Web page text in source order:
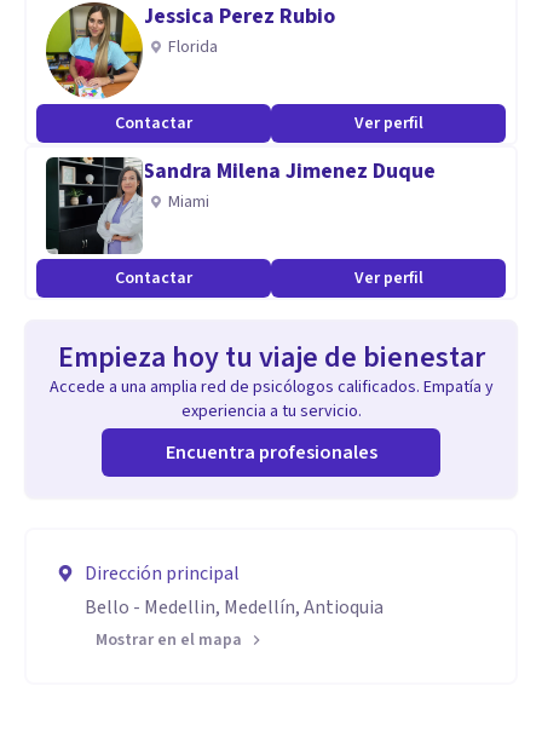
Jessica Perez Rubio
Florida
Contactar Ver perfil
Sandra Milena Jimenez Duque
Miami
Contactar Ver perfil
Empieza hoy tu viaje de bienestar
Accede a una amplia red de psicólogos calificados. Empatía y
experiencia a tu servicio.
Encuentra profesionales
Dirección principal
Bello - Medellin, Medellín, Antioquia
Mostrar en el mapa